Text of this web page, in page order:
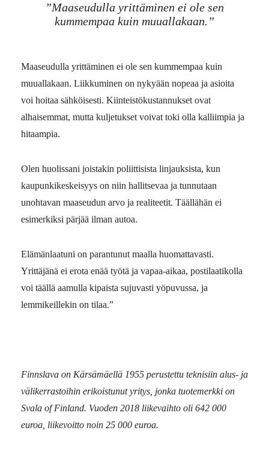
”Maaseudulla yrittäminen ei ole sen
kummempaa kuin muuallakaan.”
Maaseudulla yrittäminen ei ole sen kummempaa kuin
muuallakaan. Liikkuminen on nykyään nopeaa ja asioita
voi hoitaa sähköisesti. Kiinteistökustannukset ovat
alhaisemmat, mutta kuljetukset voivat toki olla kalliimpia ja
hitaampia.
Olen huolissani joistakin poliittisista linjauksista, kun
kaupunkikeskeisyys on niin hallitsevaa ja tunnutaan
unohtavan maaseudun arvo ja realiteetit. Täällähän ei
esimerkiksi pärjää ilman autoa.
Elämänlaatuni on parantunut maalla huomattavasti.
Yrittäjänä ei erota enää työtä ja vapaa-aikaa, postilaatikolla
voi täällä aamulla kipaista sujuvasti yöpuvussa, ja
lemmikeillekin on tilaa.”
Finnslava on Kärsämäellä 1955 perustettu teknisiin alus- ja
välikerrastoihin erikoistunut yritys, jonka tuotemerkki on
Svala of Finland. ­Vuoden 2018 liikevaihto oli 642 000
euroa, liikevoitto noin 25 000 euroa.